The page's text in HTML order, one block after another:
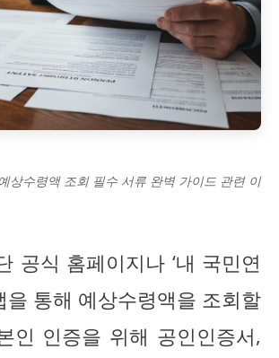
상수령액 조회 필수 서류 완벽 가이드 관련 이
공식 홈페이지나 ‘내 국민연
을 통해 예상수령액을 조회할
인 인증을 위해 공인인증서,